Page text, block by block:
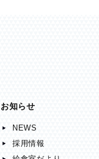
お知らせ
NEWS
採用情報